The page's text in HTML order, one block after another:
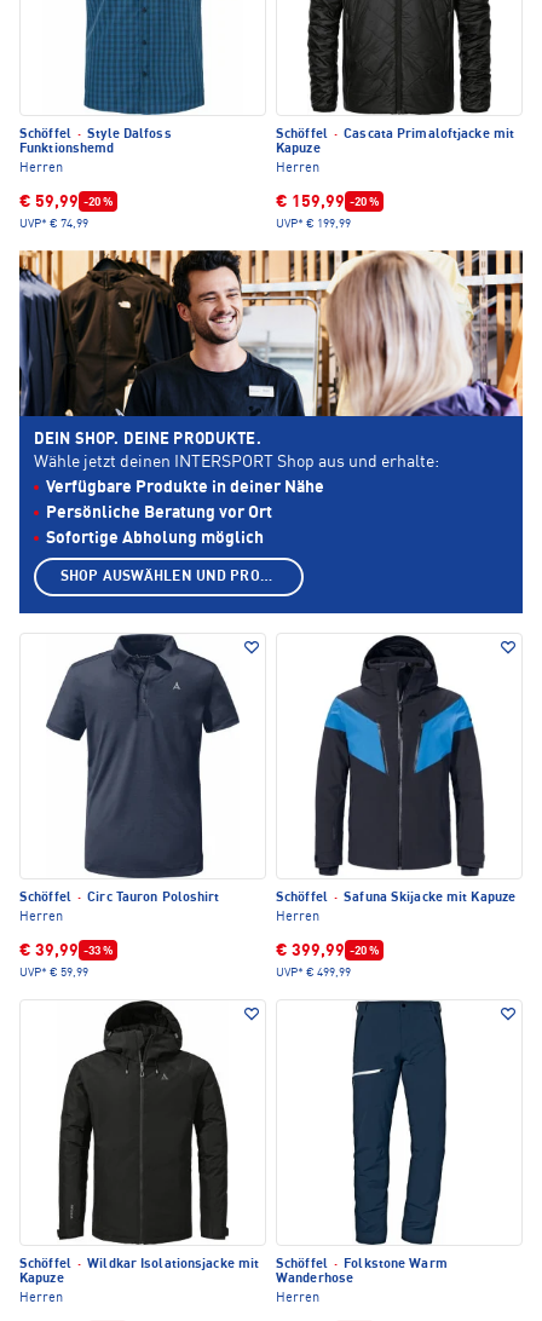
Schöffel · Style Dalfoss
Funktionshemd
Herren
€ 59,99 -20 %
UVP* € 74,99
Schöffel · Cascata Primaloftjacke mit
Kapuze
Herren
€ 159,99 -20 %
UVP* € 199,99
Schöffel · Circ Tauron Poloshirt
Herren
€ 39,99 -33 %
UVP* € 59,99
Schöffel · Safuna Skijacke mit Kapuze
Herren
€ 399,99 -20 %
UVP* € 499,99
Schöffel · Wildkar Isolationsjacke mit
Kapuze
Herren
Schöffel · Folkstone Warm
Wanderhose
Herren
DEIN SHOP. DEINE PRODUKTE.
Wähle jetzt deinen INTERSPORT Shop aus und erhalte:
Verfügbare Produkte in deiner Nähe
Persönliche Beratung vor Ort
Sofortige Abholung möglich
SHOP AUSWÄHLEN UND PRODUKTE ANZEIGEN